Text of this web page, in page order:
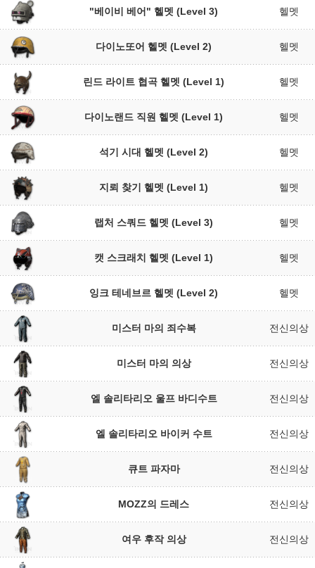
"베이비 베어" 헬멧 (Level 3) 헬멧
다이노또어 헬멧 (Level 2) 헬멧
린드 라이트 협곡 헬멧 (Level 1) 헬멧
다이노랜드 직원 헬멧 (Level 1) 헬멧
석기 시대 헬멧 (Level 2) 헬멧
지뢰 찾기 헬멧 (Level 1) 헬멧
랩처 스쿼드 헬멧 (Level 3) 헬멧
캣 스크래치 헬멧 (Level 1) 헬멧
잉크 테네브르 헬멧 (Level 2) 헬멧
미스터 마의 죄수복 전신의상
미스터 마의 의상 전신의상
엘 솔리타리오 울프 바디수트 전신의상
엘 솔리타리오 바이커 수트 전신의상
큐트 파자마 전신의상
MOZZ의 드레스 전신의상
여우 후작 의상 전신의상